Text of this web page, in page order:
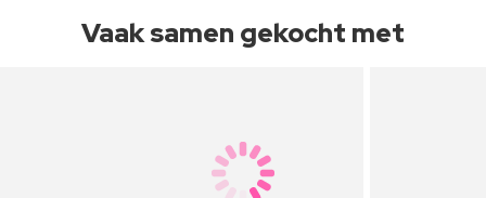
Vaak samen gekocht met